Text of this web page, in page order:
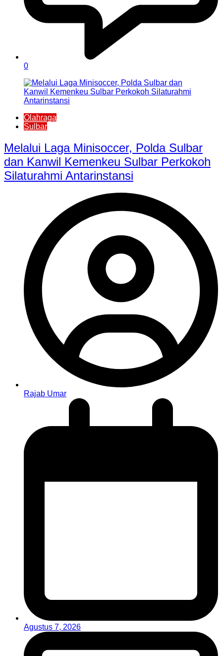
0
Olahraga
Sulbar
Melalui Laga Minisoccer, Polda Sulbar
dan Kanwil Kemenkeu Sulbar Perkokoh
Silaturahmi Antarinstansi
Rajab Umar
Agustus 7, 2026